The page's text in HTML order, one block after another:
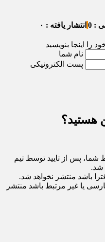
: 0 انتشار یافته : ۰
را اینجا بنویسید
نام شما
پست الکترونیکی
هستید؟
پس از تایید توسط تیم
شد.
باشد منتشر نخواهد شد.
یا غیر مرتبط باشد منتشر